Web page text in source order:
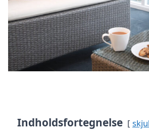
Indholdsfortegnelse skjul